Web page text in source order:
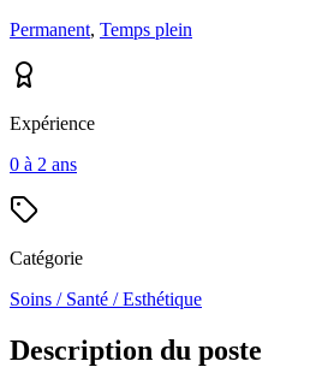
Permanent, Temps plein
Expérience
0 à 2 ans
Catégorie
Soins / Santé / Esthétique
Description du poste